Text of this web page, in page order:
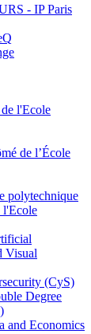
- IP Paris
l'Ecole
de l’École
polytechnique
l'Ecole
Visual
(CyS)
Degree
and Economics